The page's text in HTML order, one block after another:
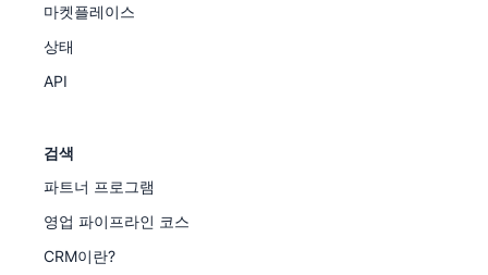
마켓플레이스
상태
API
검색
파트너 프로그램
영업 파이프라인 코스
CRM이란?